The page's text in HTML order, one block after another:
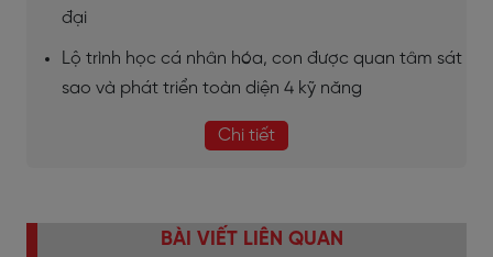
đại
Lộ trình học cá nhân hóa, con được quan tâm sát
sao và phát triển toàn diện 4 kỹ năng
Chi tiết
BÀI VIẾT LIÊN QUAN